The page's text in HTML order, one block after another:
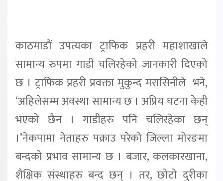
काठमाडौं उपत्यका ट्राफिक प्रहरी महाशाखाले
सामान्य रुपमा गाडी चलिरहेको जानकारी दिएको
छ । ट्राफिक प्रहरी प्रवक्ता मुकुन्द मरासिनीले भने,
‘अहिलेसम्म अवस्था सामान्य छ । अप्रिय घटना केही
भएको छैन । गाडीहरु पनि चलिरहेका छन्
।’नेकपामा नेताहरु पक्राउ परेको जिल्ला मोरङमा
बन्दको प्रभाव सामान्य छ । बजार, कलकारखाना,
शैक्षिक संस्थाहरु बन्द छन् । तर, छोटो दुरीका